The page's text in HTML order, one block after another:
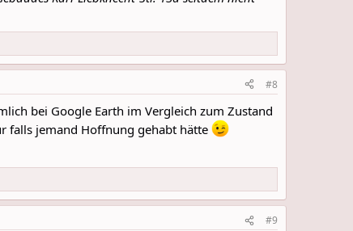
#8
bei Google Earth im Vergleich zum Zustand
falls jemand Hoffnung gehabt hätte
#9